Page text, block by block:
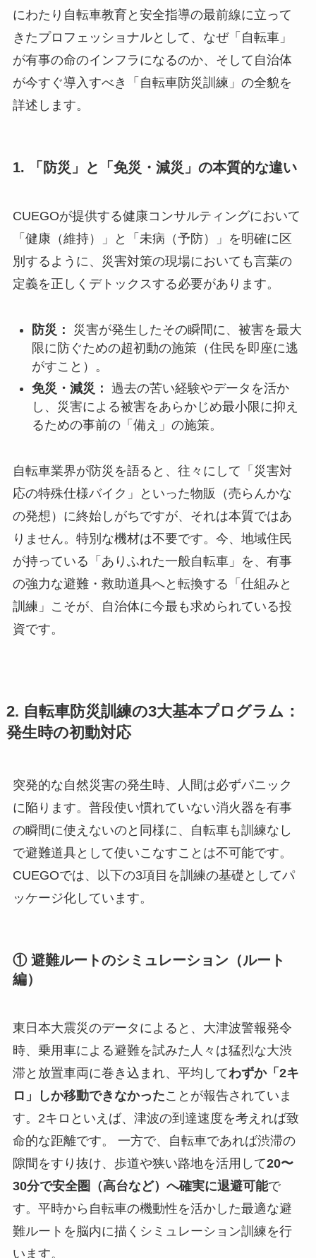
にわたり自転車教育と安全指導の最前線に立って
きたプロフェッショナルとして、なぜ「自転車」
が有事の命のインフラになるのか、そして自治体
が今すぐ導入すべき「自転車防災訓練」の全貌を
詳述します。
1. 「防災」と「免災・減災」の本質的な違い
CUEGOが提供する健康コンサルティングにおいて
「健康（維持）」と「未病（予防）」を明確に区
別するように、災害対策の現場においても言葉の
定義を正しくデトックスする必要があります。
防災：
災害が発生したその瞬間に、被害を最大
限に防ぐための超初動の施策（住民を即座に逃
がすこと）。
免災・減災： 過去の苦い経験やデータを活か
し、災害による被害をあらかじめ最小限に抑え
るための事前の「備え」の施策。
自転車業界が防災を語ると、往々にして「災害対
応の特殊仕様バイク」といった物販（売らんかな
の発想）に終始しがちですが、それは本質ではあ
りません。特別な機材は不要です。今、地域住民
が持っている「ありふれた一般自転車」を、有事
の強力な避難・救助道具へと転換する「仕組みと
訓練」こそが、自治体に今最も求められている投
資です。
2. 自転車防災訓練の3大基本プログラム：
発生時の初動対応
突発的な自然災害の発生時、人間は必ずパニック
に陥ります。普段使い慣れていない消火器を有事
の瞬間に使えないのと同様に、自転車も訓練なし
で避難道具として使いこなすことは不可能です。
CUEGOでは、以下の3項目を訓練の基礎としてパ
ッケージ化しています。
① 避難ルートのシミュレーション（ルート
編）
東日本大震災のデータによると、大津波警報発令
時、乗用車による避難を試みた人々は猛烈な大渋
滞と放置車両に巻き込まれ、平均してわずか「2キ
ロ」しか移動できなかったことが報告されていま
す。2キロといえば、津波の到達速度を考えれば致
命的な距離です。 一方で、自転車であれば渋滞の
隙間をすり抜け、歩道や狭い路地を活用して20〜
30分で安全圏（高台など）へ確実に退避可能で
す。平時から自転車の機動性を活かした最適な避
難ルートを脳内に描くシミュレーション訓練を行
います。